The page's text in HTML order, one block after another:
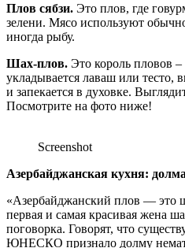
Плов сябзи. Это плов, где
зелени. Мясо используют
иногда рыбу.
Шах-плов. Это король пловов
укладывается лаваш или тесто,
и запекается в духовке.
Посмотрите на фото ниже!
Screenshot
Азербайджанская кухня: долма
«Азербайджанский плов — это
первая и самая красивая жена
поговорка. Говорят, что
ЮНЕСКО признало долму